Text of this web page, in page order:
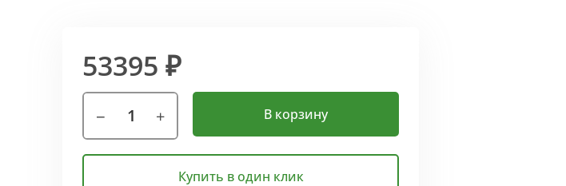
53395 ₽
В корзину
Купить в один клик